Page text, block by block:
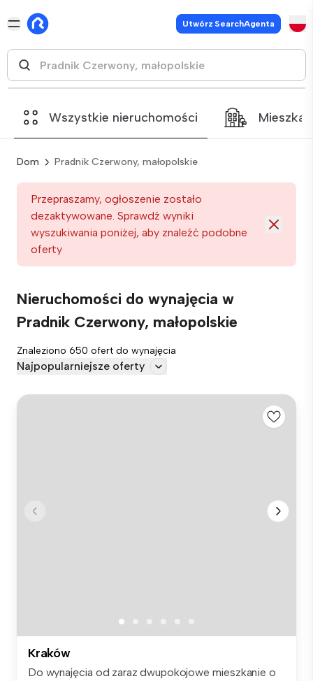
Utwórz SearchAgenta
Wszystkie nieruchomości
Dom Pradnik Czerwony, małopolskie
Przepraszamy, ogłoszenie zostało
dezaktywowane. Sprawdź wyniki
wyszukiwania poniżej, aby znaleźć podobne
oferty
Nieruchomości do wynajęcia w
Pradnik Czerwony, małopolskie
Znaleziono 650 ofert do wynajęcia
Najpopularniejsze oferty
Kraków
Do wynajęcia od zaraz dwupokojowe mieszkanie o